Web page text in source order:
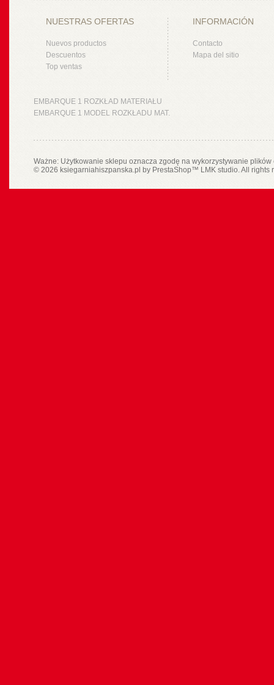
NUESTRAS OFERTAS
Nuevos productos
Descuentos
Top ventas
INFORMACIÓN
Contacto
Mapa del sitio
EMBARQUE 1 ROZKŁAD MATERIAŁU
EMBARQUE 1 MODEL ROZKŁADU MAT.
Ważne: Użytkowanie sklepu oznacza zgodę na wykorzystywanie
© 2026 ksiegarniahiszpanska.pl by PrestaShop™ LMK studio. All rights